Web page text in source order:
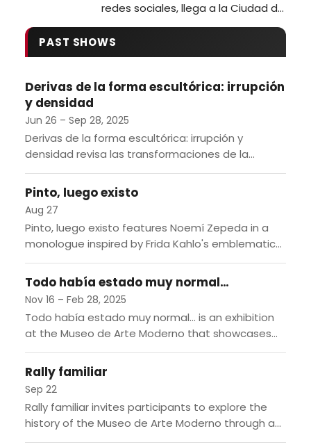
redes sociales, llega a la Ciudad de
México con un elenco que brilla por
su monumental talento tanto
performativo como vocal.…
PAST SHOWS
Derivas de la forma escultórica: irrupción
y densidad
Jun 26 – Sep 28, 2025
Derivas de la forma escultórica: irrupción y
densidad revisa las transformaciones de la
escultura moderna en México desde 1927 hasta la
actualidad. La exposición, curada...
Pinto, luego existo
Aug 27
Pinto, luego existo features Noemí Zepeda in a
monologue inspired by Frida Kahlo's emblematic
painting, Las dos Fridas. Set against the backdrop
of the Museo...
Todo había estado muy normal…
Nov 16 – Feb 28, 2025
Todo había estado muy normal… is an exhibition
at the Museo de Arte Moderno that showcases
contemporary art from the 1990s to early 2000s,
reflecting...
Rally familiar
Sep 22
Rally familiar invites participants to explore the
history of the Museo de Arte Moderno through a
series of interactive challenges and games. On